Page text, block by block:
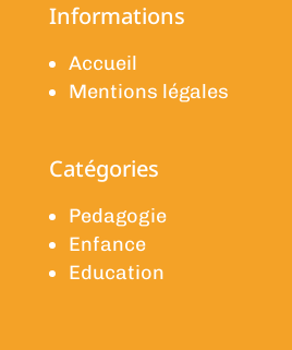
Informations
Accueil
Mentions légales
Catégories
Pedagogie
Enfance
Education